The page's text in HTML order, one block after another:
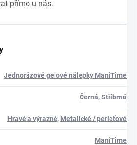
přímo u nás.
Jednorázové gelové nálepky ManiTime
Černá,Stříbrná
Hravé a výrazné, Metalické / perleťové
ManiTime